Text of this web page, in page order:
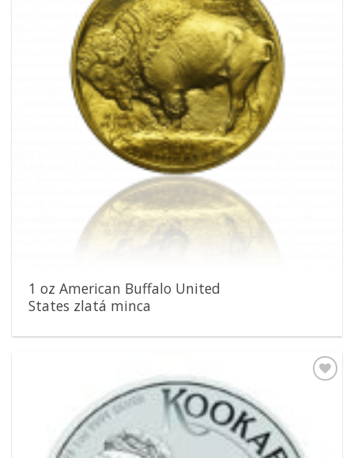
1 oz American Buffalo United
States zlatá minca